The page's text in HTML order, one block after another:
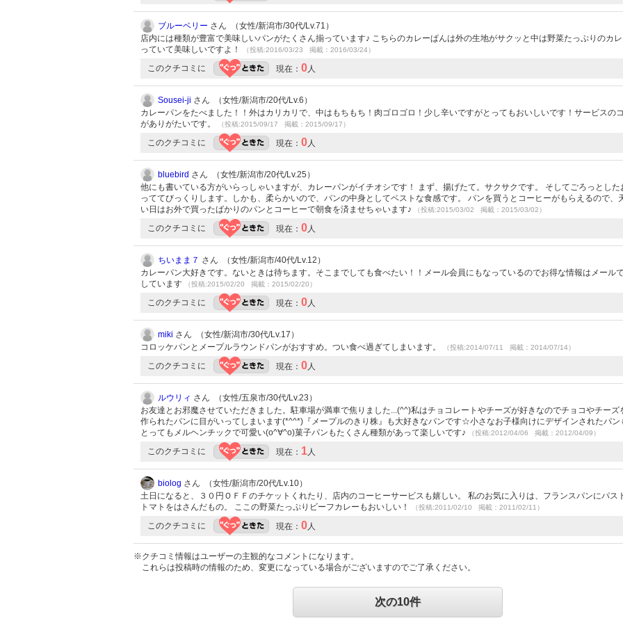
ブルーベリー さん （女性/新潟市/30代/Lv.71）
店内には種類が豊富で美味しいパンがたくさん揃っています♪ こちらのカレーぱんは外の生地がサクッと中は野菜たっぷりのカレ
っていて美味しいですよ！
（投稿:2016/03/23 掲載：2016/03/24）
このクチコミに 現在： 0人
Sousei-ji さん （女性/新潟市/20代/Lv.6）
カレーパンをたべました！！外はカリカリで、中はもちもち！肉ゴロゴロ！少し辛いですがとってもおいしいです！サービスの
がありがたいです。
（投稿:2015/09/17 掲載：2015/09/17）
このクチコミに 現在： 0人
bluebird さん （女性/新潟市/20代/Lv.25）
他にも書いている方がいらっしゃいますが、カレーパンがイチオシです！ まず、揚げたて。サクサクです。 そしてごろっとした
っててびっくりします。しかも、柔らかいので、パンの中身としてベストな食感です。 パンを買うとコーヒーがもらえるので、
い日はお外で買ったばかりのパンとコーヒーで朝食を済ませちゃいます♪
（投稿:2015/03/02 掲載：2015/03/02）
このクチコミに 現在： 0人
ちいまま７ さん （女性/新潟市/40代/Lv.12）
カレーパン大好きです。ないときは待ちます。そこまでしても食べたい！！メール会員にもなっているのでお得な情報はメール
しています
（投稿:2015/02/20 掲載：2015/02/20）
このクチコミに 現在： 0人
miki さん （女性/新潟市/30代/Lv.17）
コロッケパンとメープルラウンドパンがおすすめ。つい食べ過ぎてしまいます。
（投稿:2014/07/11 掲載：2014/07/14）
このクチコミに 現在： 0人
ルウリィ さん （女性/五泉市/30代/Lv.23）
お友達とお邪魔させていただきました。駐車場が満車で焦りました...(^^)私はチョコレートやチーズが好きなのでチョコやチーズ
作られたパンに目がいってしまいます(*^^*)『メープルのきり株』も大好きなパンです☆小さなお子様向けにデザインされたパン
とってもメルヘンチックで可愛い(o^∀^o)菓子パンもたくさん種類があって楽しいです♪
（投稿:2012/04/06 掲載：2012/04/09）
このクチコミに 現在： 1人
biolog さん （女性/新潟市/20代/Lv.10）
土日になると、３０円ＯＦＦのチケットくれたり、店内のコーヒーサービスも嬉しい。 私のお気に入りは、フランスパンにパス
トマトをはさんだもの。 ここの野菜たっぷりビーフカレーもおいしい！
（投稿:2011/02/10 掲載：2011/02/11）
このクチコミに 現在： 0人
※クチコミ情報はユーザーの主観的なコメントになります。
これらは投稿時の情報のため、変更になっている場合がございますのでご了承ください。
次の10件